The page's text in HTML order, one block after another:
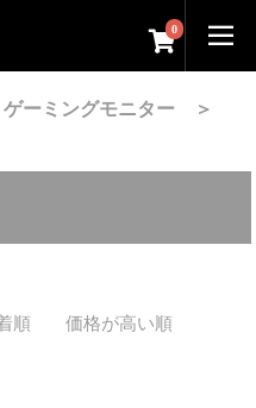
0
ゲーミングモニター ＞
順 価格が高い順